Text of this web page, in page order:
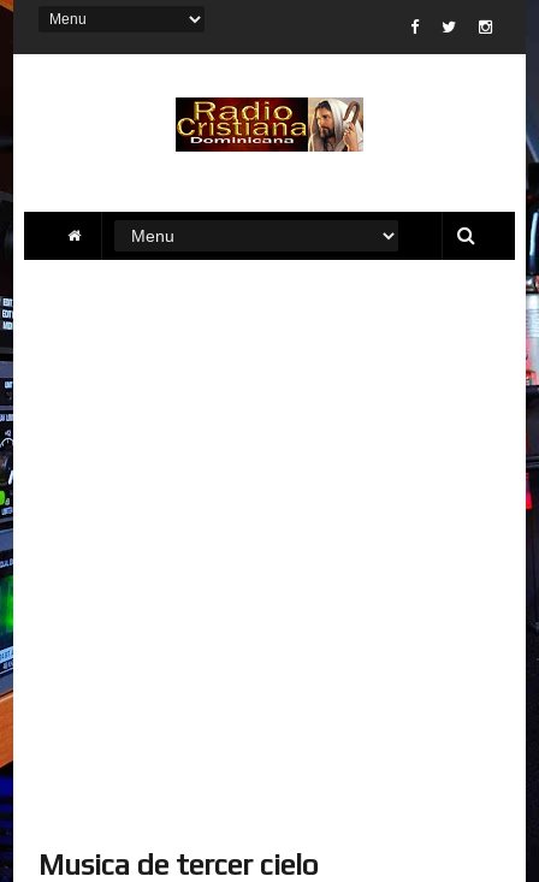
Musica de tercer cielo